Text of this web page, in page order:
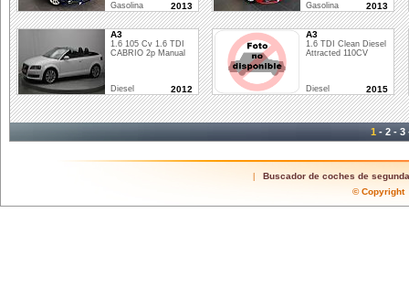
Gasolina 2013 Gasolina 2013
A3
1.6 105 Cv 1.6 TDI
CABRIO 2p Manual
Diesel 2012
A3
1.6 TDI Clean Diesel
Attracted 110CV
Diesel 2015
1 - 2 - 3
Buscador de coches de
©